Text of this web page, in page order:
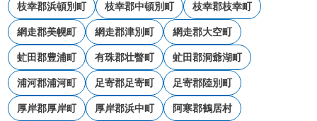
枝幸郡浜頓別町 枝幸郡中頓別町 枝幸郡枝幸町
網走郡美幌町 網走郡津別町 網走郡大空町
虻田郡豊浦町 有珠郡壮瞥町 虻田郡洞爺湖町
浦河郡浦河町 足寄郡足寄町 足寄郡陸別町
厚岸郡厚岸町 厚岸郡浜中町 阿寒郡鶴居村